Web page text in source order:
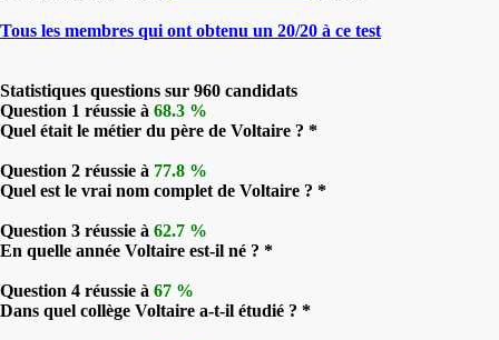
Tous les membres qui ont obtenu un 20/20 à ce test
Statistiques questions sur 960 candidats
Question 1 réussie à 68.3 %
Quel était le métier du père de Voltaire ? *
Question 2 réussie à 77.8 %
Quel est le vrai nom complet de Voltaire ? *
Question 3 réussie à 62.7 %
En quelle année Voltaire est-il né ? *
Question 4 réussie à 67 %
Dans quel collège Voltaire a-t-il étudié ? *